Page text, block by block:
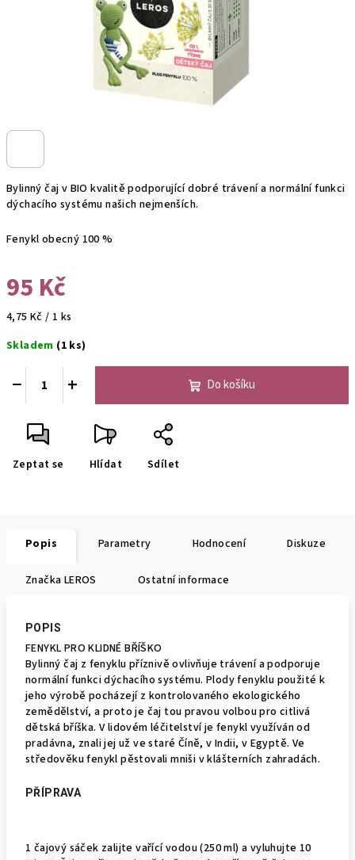
Bylinný čaj v BIO kvalitě podporující dobré trávení a normální funkci
dýchacího systému našich nejmenších.
Fenykl obecný 100 %
95 Kč
Měrná
4,75 Kč / 1 ks
Skladem (1 ks)
+
− Do košíku
Zeptat se Hlídat Sdílet
Popis Parametry Hodnocení Diskuze
Značka LEROS Ostatní informace
POPIS
FENYKL PRO KLIDNÉ BŘÍŠKO
Bylinný čaj z fenyklu příznivě ovlivňuje trávení a podporuje
normální funkci dýchacího systému. Plody fenyklu použité k
jeho výrobě pocházejí z kontrolovaného ekologického
zemědělství, a proto je čaj tou pravou volbou pro citlivá
dětská bříška. V lidovém léčitelství je fenykl využíván od
pradávna, znali jej už ve staré Číně, v Indii, v Egyptě. Ve
středověku fenykl pěstovali mniši v klášterních zahradách.
PŘÍPRAVA
1 čajový sáček zalijte vařící vodou (250 ml) a vyluhujte 10